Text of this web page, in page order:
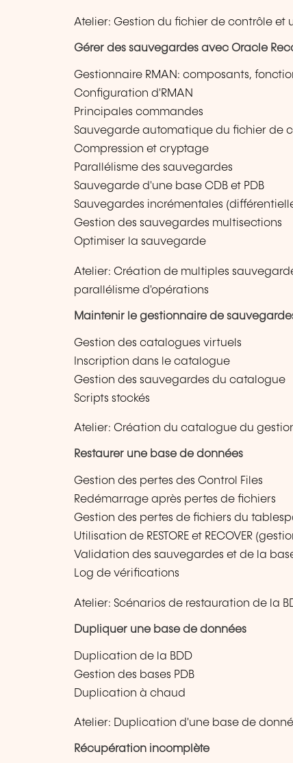
Atelier: Gestion du fichier de contrôle et
Gérer des sauvegardes avec Oracle
Gestionnaire RMAN: composants,
Configuration d'RMAN
Principales commandes
Sauvegarde automatique du fichier de
Compression et cryptage
Parallélisme des sauvegardes
Sauvegarde d'une base CDB et PDB
Sauvegardes incrémentales
Gestion des sauvegardes multisections
Optimiser la sauvegarde
Atelier: Création de multiples
parallélisme d'opérations
Maintenir le gestionnaire de
Gestion des catalogues virtuels
Inscription dans le catalogue
Gestion des sauvegardes du catalogue
Scripts stockés
Atelier: Création du catalogue du
Restaurer une base de données
Gestion des pertes des Control Files
Redémarrage après pertes de fichiers
Gestion des pertes de fichiers du
Utilisation de RESTORE et RECOVER
Validation des sauvegardes et de la
Log de vérifications
Atelier: Scénarios de restauration de la
Dupliquer une base de données
Duplication de la BDD
Gestion des bases PDB
Duplication à chaud
Atelier: Duplication d'une base de
Récupération incomplète